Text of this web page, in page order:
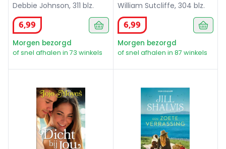
Debbie Johnson, 311 blz.
6,99
Morgen bezorgd
of snel afhalen in 73 winkels
William Sutcliffe, 304 blz.
6,99
Morgen bezorgd
of snel afhalen in 87 winkels